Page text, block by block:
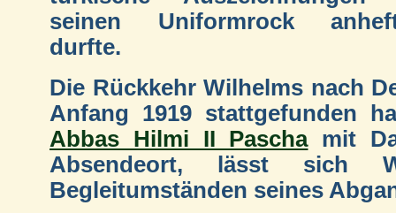
seinen Uniformrock
durfte.
Die Rückkehr Wilhelms nach
Anfang 1919 stattgefunden
Abbas Hilmi II Paschamit
Absendeort, lässt sich
Begleitumständen seines